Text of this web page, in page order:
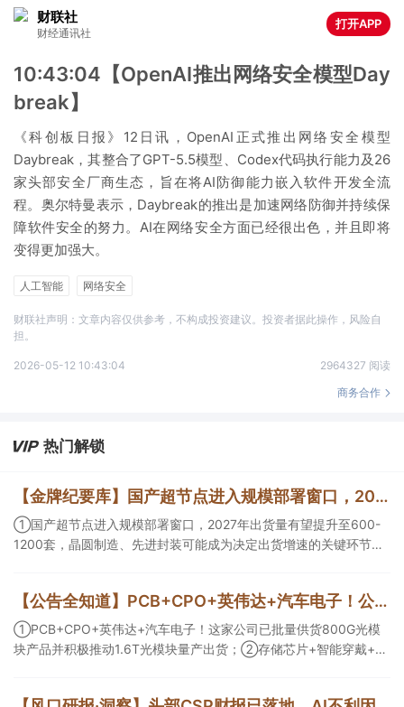
财联社
财经通讯社
打开APP
10:43:04【OpenAI推出网络安全模型Day
break】
《科创板日报》12日讯，OpenAI正式推出网络安全模型
Daybreak，其整合了GPT-5.5模型、Codex代码执行能力及26
家头部安全厂商生态，旨在将AI防御能力嵌入软件开发全流
程。奥尔特曼表示，Daybreak的推出是加速网络防御并持续保
障软件安全的努力。AI在网络安全方面已经很出色，并且即将
变得更加强大。
人工智能 网络安全
财联社声明：文章内容仅供参考，不构成投资建议。投资者据此操作，风险自
担。
2026-05-12 10:43:04
2964327 阅读
商务合作
热门解锁
【金牌纪要库】国产超节点进入规模部署窗口，2027年出货量有望提升至600-1200套，晶圆制造、先进封装可能成为决定出货增速的关键环节
①国产超节点进入规模部署窗口，2027年出货量有望提升至600-
1200套，晶圆制造、先进封装可能成为决定出货增速的关键环节；
换芯片已经由送样验证逐步进入小批量应用，中低速率产品替代有
望加快，400G、800G产品正进入认证和导入阶段。
【公告全知道】PCB+CPO+英伟达+汽车电子！公司已批量供货800G光模块
①PCB+CPO+英伟达+汽车电子！这家公司已批量供货800G光模
块产品并积极推动1.6T光模块量产出货；②存储芯片+智能穿戴+华